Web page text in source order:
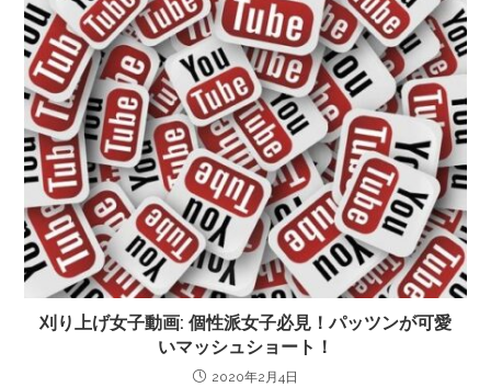
刈り上げ女子動画: 個性派女子必見！パッツンが可愛
いマッシュショート！
2020年2月4日